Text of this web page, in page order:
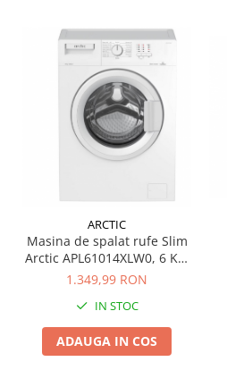
ARCTIC
Masina de spalat rufe Slim
Arctic APL61014XLW0, 6 Kg,
1000 RPM, Clasa D, Motor
Prewash, Fast+, Smart
Sensors, Extra Rinse, Child
Lock, Anticrease, Digital
Display, Alb
1.349,99 RON
IN STOC
ADAUGA IN COS